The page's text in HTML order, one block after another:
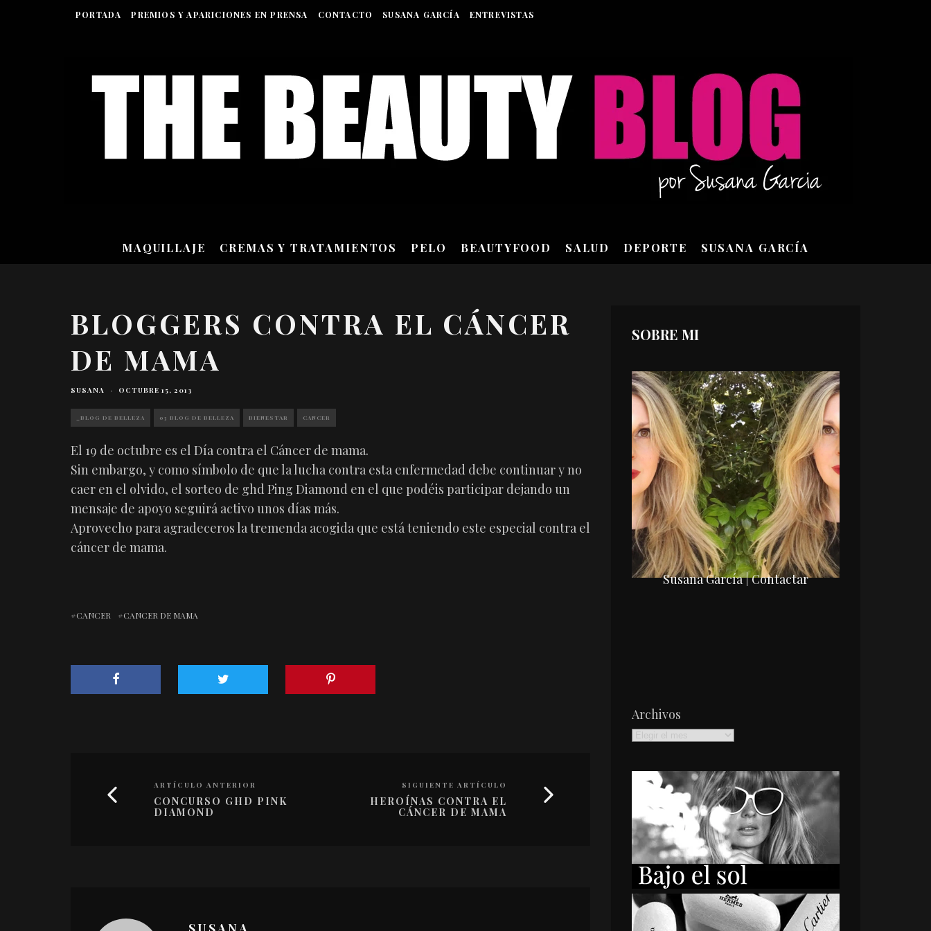
PORTADA PREMIOS Y APARICIONES EN PRENSA CONTACTO SUSANA GARCÍA ENTREVISTAS
MAQUILLAJE CREMAS Y TRATAMIENTOS PELO BEAUTYFOOD SALUD DEPORTE SUSANA GARCÍA
BLOGGERS CONTRA EL CÁNCER
DE MAMA
SUSANA · OCTUBRE 15, 2013
_BLOG DE BELLEZA 03 BLOG DE BELLEZA BIENESTAR CANCER
El 19 de octubre es el Día contra el Cáncer de mama.
Sin embargo, y como símbolo de que la lucha contra esta enfermedad debe continuar y no
caer en el olvido, el sorteo de ghd Ping Diamond en el que podéis participar dejando un
mensaje de apoyo seguirá activo unos días más.
Aprovecho para agradeceros la tremenda acogida que está teniendo este especial contra el
cáncer de mama.
CANCER CANCER DE MAMA
ARTÍCULO ANTERIOR
CONCURSO GHD PINK
DIAMOND
SIGUIENTE ARTÍCULO
HEROÍNAS CONTRA EL
CÁNCER DE MAMA
SOBRE MI
Susana García | Contactar
Archivos